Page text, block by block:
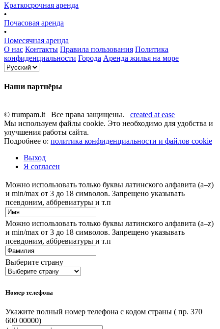
Краткосрочная аренда
•
Почасовая аренда
•
Помесячная аренда
О нас Контакты Правила пользования Политика
конфиденциальности Города Аренда жилья на море
Наши партнёры
© trumpam.lt Все права защищены. created at ease
Мы используем файлы cookie. Это необходимо для удобства и
улучшения работы сайта.
Подробнее о: политика конфиденциальности и файлов cookie
Выход
Я согласен
Можно использовать только буквы латинского алфавита (a–z)
и min/max от 3 до 18 символов. Запрещено указывать
псевдоним, аббревиатуры и т.п
Можно использовать только буквы латинского алфавита (a–z)
и min/max от 3 до 18 символов. Запрещено указывать
псевдоним, аббревиатуры и т.п
Выберите страну
Номер телефона
Укажите полный номер телефона с кодом страны ( пр. 370
600 00000)